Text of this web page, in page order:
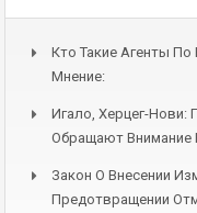
Кто Такие Агенты
Мнение:
Игало, Херцег-
Обращают Внимание
Закон О Внесении
Предотвращении